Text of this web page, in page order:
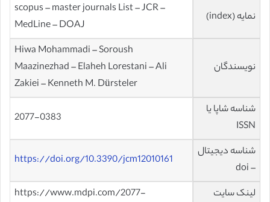
نمایه (index)
scopus – master journals List – JCR –
MedLine – DOAJ
نویسندگان
Hiwa Mohammadi – Soroush
Maazinezhad – Elaheh Lorestani – Ali
Zakiei – Kenneth M. Dürsteler
شناسه شاپا یا
ISSN
2077-0383
شناسه دیجیتال
– doi
https://doi.org/10.3390/jcm12010161
لینک سایت
https://www.mdpi.com/2077-